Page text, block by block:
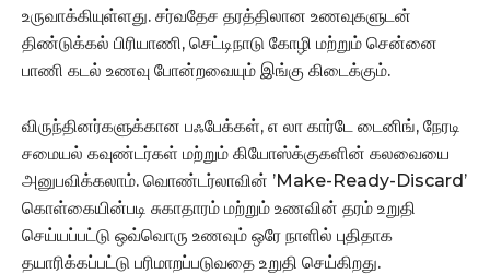
உருவாக்கியுள்ளது. சர்வதேச தரத்திலான உணவுகளுடன்
திண்டுக்கல் பிரியாணி, செட்டிநாடு கோழி மற்றும் சென்னை
பாணி கடல் உணவு போன்றவையும் இங்கு கிடைக்கும்.
விருந்தினர்களுக்கான பஃபேக்கள், எ லா கார்டே டைனிங், நேரடி
சமையல் கவுண்டர்கள் மற்றும் கியோஸ்க்குகளின் கலவையை
அனுபவிக்கலாம். வொண்டர்லாவின் ’Make-Ready-Discard’
கொள்கையின்படி சுகாதாரம் மற்றும் உணவின் தரம் உறுதி
செய்யப்பட்டு ஒவ்வொரு உணவும் ஒரே நாளில் புதிதாக
தயாரிக்கப்பட்டு பரிமாறப்படுவதை உறுதி செய்கிறது.